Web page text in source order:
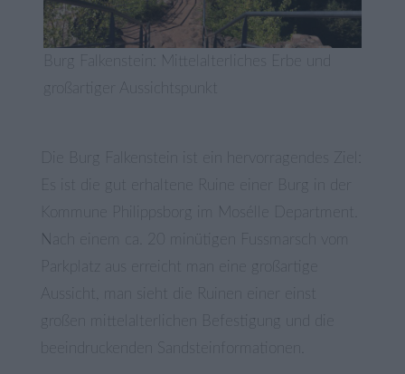
Burg Falkenstein: Mittelalterliches Erbe und
großartiger Aussichtspunkt
Die Burg Falkenstein ist ein hervorragendes Ziel:
Es ist die gut erhaltene Ruine einer Burg in der
Kommune Philippsborg im Mosélle Department.
Nach einem ca. 20 minütigen Fussmarsch vom
Parkplatz aus erreicht man eine großartige
Aussicht, man sieht die Ruinen einer einst
großen mittelalterlichen Befestigung und die